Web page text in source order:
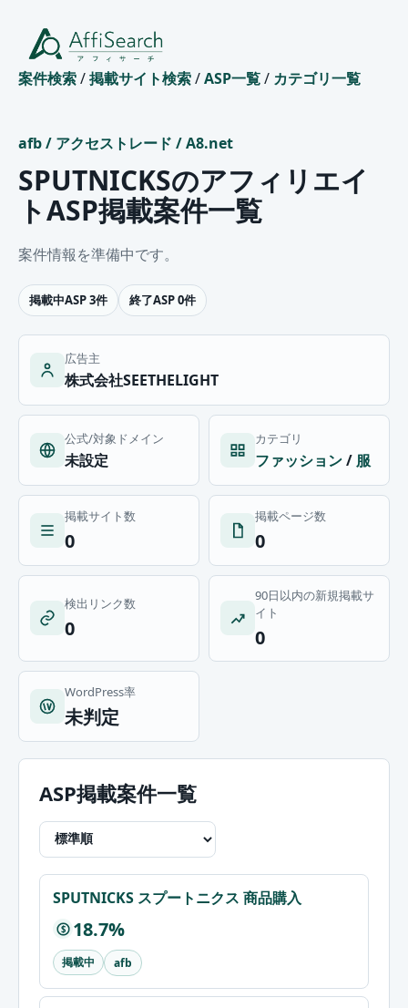
案件検索/掲載サイト検索/ASP一覧/ カテゴリ一覧
afb/ アクセストレード /A8.net
SPUTNICKSのアフィリエイ
トASP掲載案件一覧
案件情報を準備中です。
掲載中ASP 3件 終了ASP 0件
広告主
株式会社SEETHELIGHT
公式/対象ドメイン
未設定
カテゴリ
ファッション/ 服
掲載サイト数
0
掲載ページ数
0
検出リンク数
0
90日以内の新規掲載サ
イト
0
WordPress率
未判定
ASP掲載案件一覧
SPUTNICKS スプートニクス 商品購入
$ 18.7%
掲載中 afb